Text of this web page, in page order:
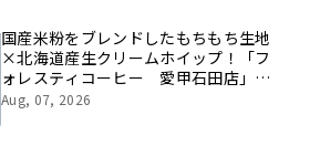
国産米粉をブレンドしたもちもち生地
×北海道産生クリームホイップ！「フ
ォレスティコーヒー 愛甲石田店」に
て、８月１７日（月）からクレープ販
Aug, 07, 2026